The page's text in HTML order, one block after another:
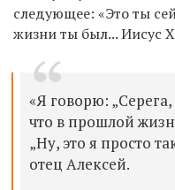
следующее: «Это ты
жизни ты был... Иисус
«Я говорю:
что в прошлой
„Ну, это я просто
отец Алексей.